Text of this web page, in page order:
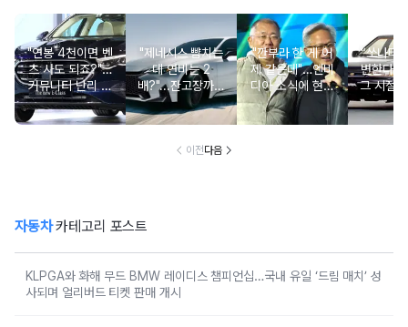
"연봉 4천이면 벤
츠 사도 되죠?"…
커뮤니티 난리 난
'현실적 수입차' 보
니
"제네시스 뺨치는
데 연비는 2
배?"...잔고장까지
없는 신차에 '이럴
수가'
"깐부라 한 게 어
제 같은데"…엔비
디아 소식에 현대
차 '초위기 상황'
“쏘나타
변한다
그 시절
고 소식
오너들
이전다음
자동차카테고리 포스트
KLPGA와 화해 무드 BMW 레이디스 챔피언십…국내 유일 ‘드림 매치’ 성
사되며 얼리버드 티켓 판매 개시